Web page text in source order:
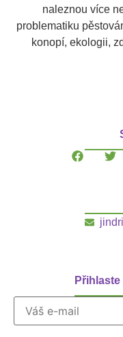
naleznou více
problematiku
konopí, ekologii,